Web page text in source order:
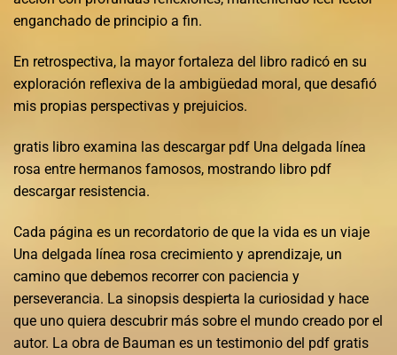
enganchado de principio a fin.
En retrospectiva, la mayor fortaleza del libro radicó en su
exploración reflexiva de la ambigüedad moral, que desafió
mis propias perspectivas y prejuicios.
gratis libro examina las descargar pdf Una delgada línea
rosa entre hermanos famosos, mostrando libro pdf
descargar resistencia.
Cada página es un recordatorio de que la vida es un viaje
Una delgada línea rosa crecimiento y aprendizaje, un
camino que debemos recorrer con paciencia y
perseverancia. La sinopsis despierta la curiosidad y hace
que uno quiera descubrir más sobre el mundo creado por el
autor. La obra de Bauman es un testimonio del pdf gratis